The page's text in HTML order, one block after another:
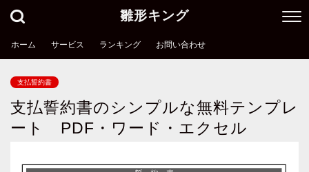
雛形キング
ホーム サービス ランキング お問い合わせ
支払誓約書
支払誓約書のシンプルな無料テンプレ
ート PDF・ワード・エクセル